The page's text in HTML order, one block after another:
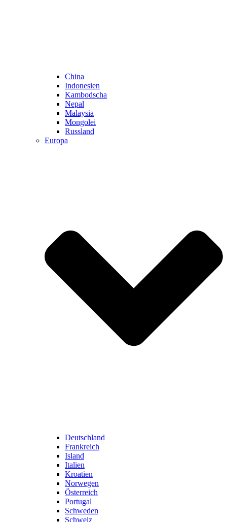
China
Indonesien
Kambodscha
Nepal
Malaysia
Mongolei
Russland
Europa
Deutschland
Frankreich
Island
Italien
Kroatien
Norwegen
Österreich
Portugal
Schweden
Schweiz